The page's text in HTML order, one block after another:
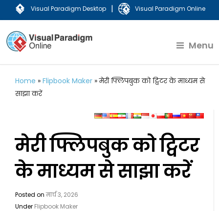
Visual Paradigm Desktop | Visual Paradigm Online
Menu
Home »Flipbook Maker »मेरी फ्लिपबुक को ट्विटर के माध्यम से
साझा करें
मेरी फ्लिपबुक को ट्विटर
के माध्यम से साझा करें
Posted onमार्च 3, 2026
Under Flipbook Maker